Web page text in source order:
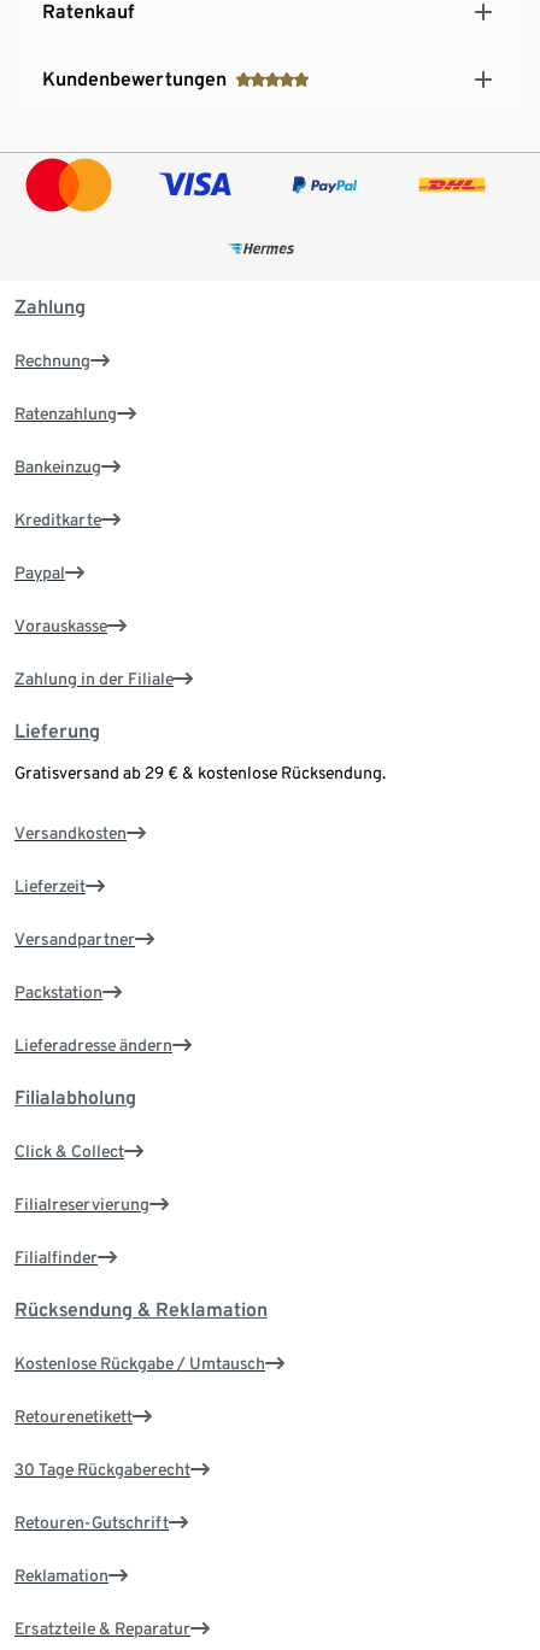
Ratenkauf
Kundenbewertungen
Zahlung
Rechnung
Ratenzahlung
Bankeinzug
Kreditkarte
Paypal
Vorauskasse
Zahlung in der Filiale
Lieferung
Gratisversand ab 29 € & kostenlose Rücksendung.
Versandkosten
Lieferzeit
Versandpartner
Packstation
Lieferadresse ändern
Filialabholung
Click & Collect
Filialreservierung
Filialfinder
Rücksendung & Reklamation
Kostenlose Rückgabe / Umtausch
Retourenetikett
30 Tage Rückgaberecht
Retouren-Gutschrift
Reklamation
Ersatzteile & Reparatur